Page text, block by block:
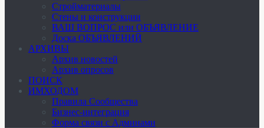
Стройматериалы
Стены и конструкции
ВАШ ВОПРОС или ОБЪЯВЛЕНИЕ
Доска ОБЪЯВЛЕНИЙ
АРХИВЫ
Архив новостей
Архив опросов
ПОИСК
ИМХОДОМ
Правила Сообщества
Бизнес-интеграция
Форма связи с Админами